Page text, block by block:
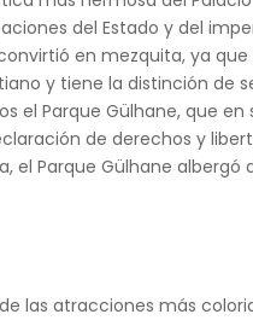
del Estado y del
en mezquita, ya
y tiene la distinción de
el Parque Gülhane, que
de derechos y
el Parque Gülhane
las atracciones más